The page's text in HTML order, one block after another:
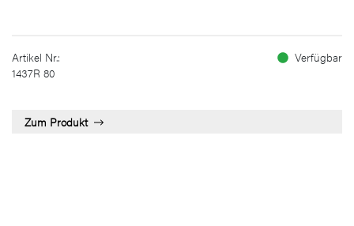
Artikel Nr.:
1437R 80
Verfügbar
Zum Produkt